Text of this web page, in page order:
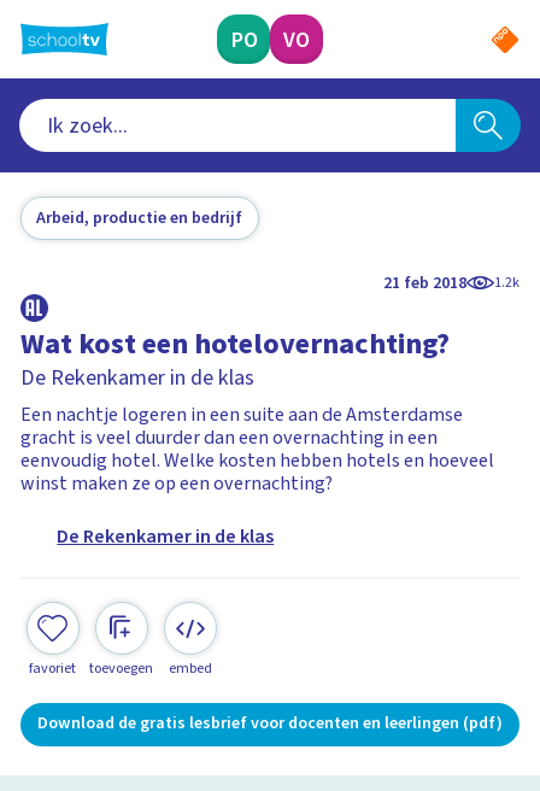
naar
hoofdinhoud
PO VO
Arbeid, productie en bedrijf
21 feb 2018 1.2k
Wat kost een hotelovernachting?
De Rekenkamer in de klas
Een nachtje logeren in een suite aan de Amsterdamse
gracht is veel duurder dan een overnachting in een
eenvoudig hotel. Welke kosten hebben hotels en hoeveel
winst maken ze op een overnachting?
De Rekenkamer in de klas
favoriet toevoegen embed
Download de gratis lesbrief voor docenten en leerlingen (pdf)